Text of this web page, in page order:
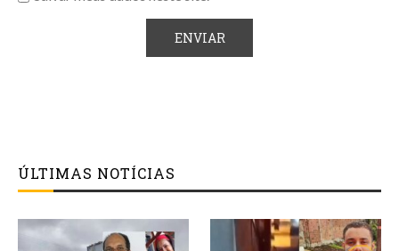
ÚLTIMAS NOTÍCIAS